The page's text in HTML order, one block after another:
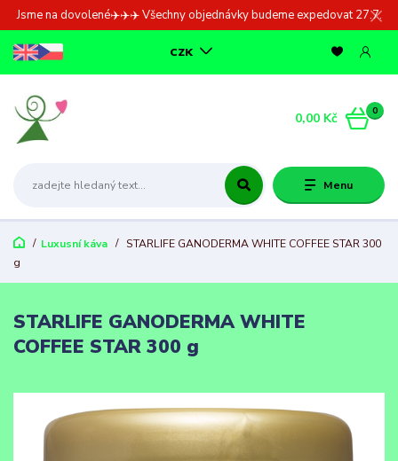
Jsme na dovolené✈️✈️✈️ Všechny objednávky budeme expedovat 27.7.
Menu
CZK
0
0,00 Kč
Luxusní káva
STARLIFE GANODERMA WHITE COFFEE STAR 300
g
STARLIFE GANODERMA WHITE
COFFEE STAR 300 g